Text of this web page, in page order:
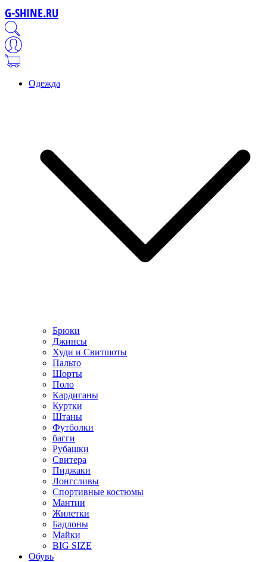
G-SHINE.RU
Одежда
Брюки
Джинсы
Худи и Свитшоты
Пальто
Шорты
Поло
Кардиганы
Куртки
Штаны
Футболки
багги
Рубашки
Свитера
Пиджаки
Лонгсливы
Спортивные костюмы
Мантии
Жилетки
Бадлоны
Майки
BIG SIZE
Обувь